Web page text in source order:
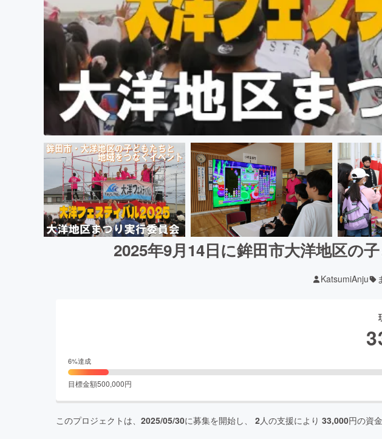
2025年9月14日に鉾田市大洋地区の
KatsumiAnju
6%達成
目標金額500,000円
このプロジェクトは、 2025/05/30に募集を開始し、 2人の支援により 33,000円の資